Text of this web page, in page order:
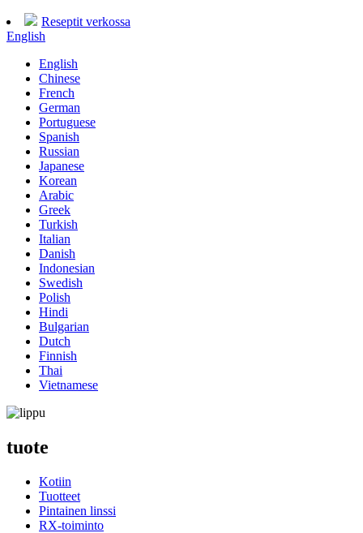
Reseptit verkossa
English
English
Chinese
French
German
Portuguese
Spanish
Russian
Japanese
Korean
Arabic
Greek
Turkish
Italian
Danish
Indonesian
Swedish
Polish
Hindi
Bulgarian
Dutch
Finnish
Thai
Vietnamese
tuote
Kotiin
Tuotteet
Pintainen linssi
RX-toiminto